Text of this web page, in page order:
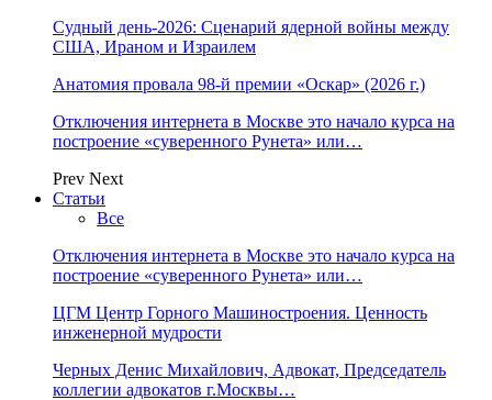
Судный день-2026: Сценарий ядерной войны между
США, Ираном и Израилем
Анатомия провала 98-й премии «Оскар» (2026 г.)
Отключения интернета в Москве это начало курса на
построение «суверенного Рунета» или…
Prev Next
Статьи
Все
Отключения интернета в Москве это начало курса на
построение «суверенного Рунета» или…
ЦГМ Центр Горного Машиностроения. Ценность
инженерной мудрости
Черных Денис Михайлович, Адвокат, Председатель
коллегии адвокатов г.Москвы…